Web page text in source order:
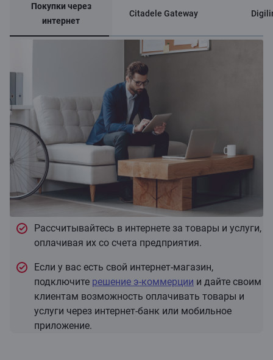
Покупки через
интернет
Citadele Gateway
Рассчитывайтесь в интернете за товары и услуги,
оплачивая их со счета предприятия.
Если у вас есть свой интернет-магазин,
подключите решение э-коммерции и дайте своим
клиентам возможность оплачивать товары и
услуги через интернет-банк или мобильное
приложение.